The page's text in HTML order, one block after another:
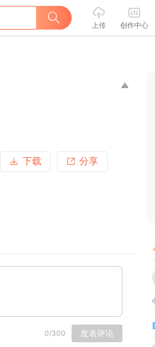
上传 创作中心
下载 分享
0/300 发表评论